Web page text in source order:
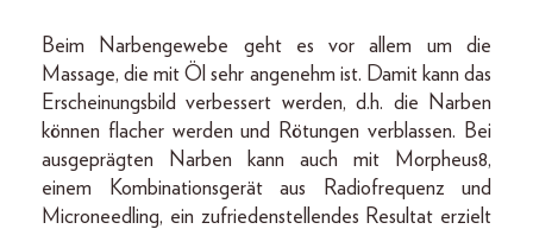
Beim Narbengewebe geht es vor allem um die
Massage, die mit Öl sehr angenehm ist. Damit kann das
Erscheinungsbild verbessert werden, d.h. die Narben
können flacher werden und Rötungen verblassen. Bei
ausgeprägten Narben kann auch mit Morpheus8,
einem Kombinationsgerät aus Radiofrequenz und
Microneedling, ein zufriedenstellendes Resultat erzielt